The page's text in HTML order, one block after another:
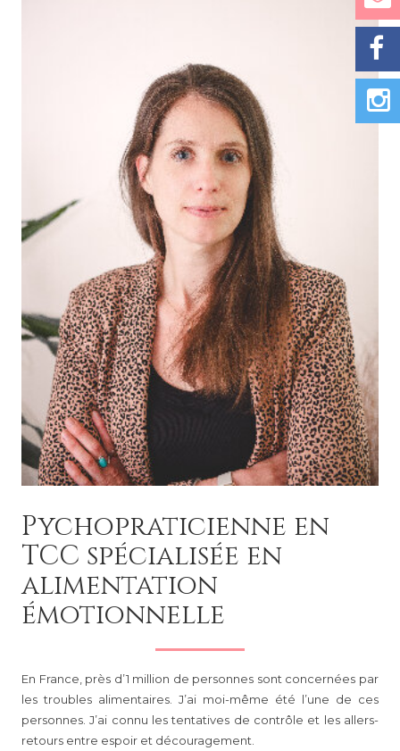
Pychopraticienne en
TCC spécialisée en
alimentation
émotionnelle
En France, près d’1 million de personnes sont concernées par
les troubles alimentaires. J’ai moi-même été l’une de ces
personnes.J’ai connu les tentatives de contrôle et les allers-
retours entre espoir et découragement.